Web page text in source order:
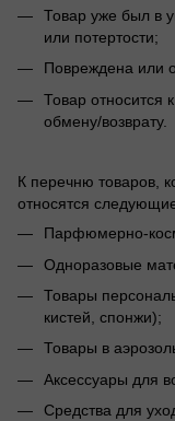
Товар уже был в
или потертости;
Повреждена или
Товар относится
обмену/возврату.
К перечню товаров,
относятся
Парфюмерно-
Одноразовые
Товары
кистей, спонжи);
Товары в
Аксессуары для
Средства для